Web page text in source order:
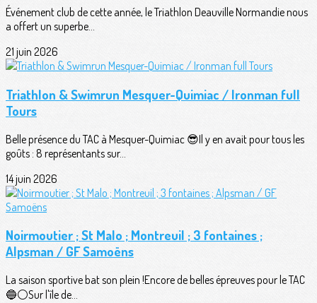
Événement club de cette année, le Triathlon Deauville Normandie nous
a offert un superbe...
21 juin 2026
Triathlon & Swimrun Mesquer-Quimiac / Ironman full
Tours
Belle présence du TAC à Mesquer-Quimiac 😎Il y en avait pour tous les
goûts : 8 représentants sur...
14 juin 2026
Noirmoutier ; St Malo ; Montreuil ; 3 fontaines ;
Alpsman / GF Samoëns
La saison sportive bat son plein !Encore de belles épreuves pour le TAC
🔵⚪️Sur l'île de...